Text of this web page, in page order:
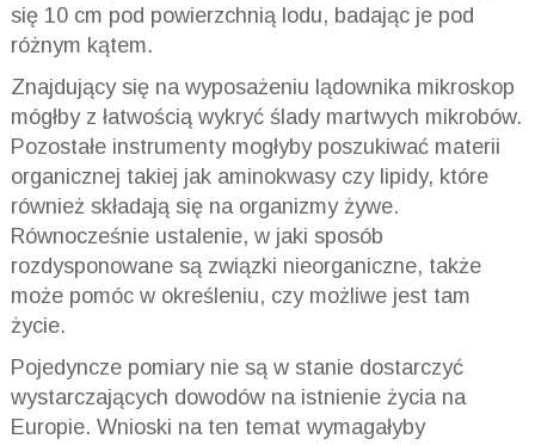
się 10 cm pod powierzchnią lodu, badając je pod
różnym kątem.
Znajdujący się na wyposażeniu lądownika mikroskop
mógłby z łatwością wykryć ślady martwych mikrobów.
Pozostałe instrumenty mogłyby poszukiwać materii
organicznej takiej jak aminokwasy czy lipidy, które
również składają się na organizmy żywe.
Równocześnie ustalenie, w jaki sposób
rozdysponowane są związki nieorganiczne, także
może pomóc w określeniu, czy możliwe jest tam
życie.
Pojedyncze pomiary nie są w stanie dostarczyć
wystarczających dowodów na istnienie życia na
Europie. Wnioski na ten temat wymagałyby